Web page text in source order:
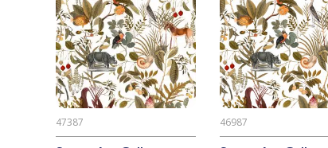
47387 46987